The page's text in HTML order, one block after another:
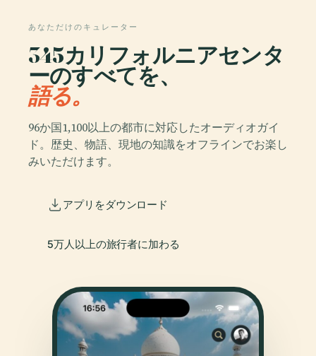
あなただけのキュレーター
345カリフォルニアセンタ
ーのすべてを、
語る。
96か国1,100以上の都市に対応したオーディオガイ
ド。歴史、物語、現地の知識をオフラインでお楽し
みいただけます。
アプリをダウンロード
5万人以上の旅行者に加わる